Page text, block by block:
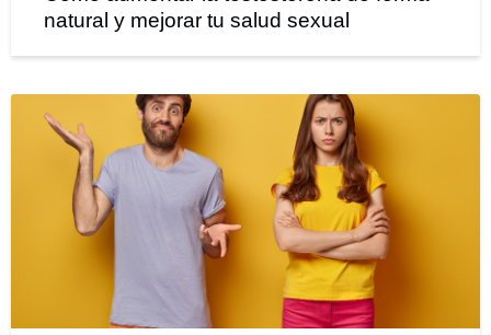
natural y mejorar tu salud sexual